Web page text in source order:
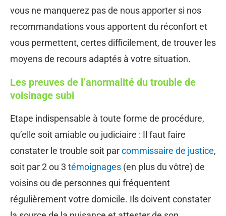
vous ne manquerez pas de nous apporter si nos
recommandations vous apportent du réconfort et
vous permettent, certes difficilement, de trouver les
moyens de recours adaptés à votre situation.
Les preuves de l’anormalité du trouble de
voisinage subi
Etape indispensable à toute forme de procédure,
qu’elle soit amiable ou judiciaire : Il faut faire
constater le trouble soit parcommissaire de justice,
soit par 2 ou 3 témoignages (en plus du vôtre) de
voisins ou de personnes qui fréquentent
régulièrement votre domicile. Ils doivent constater